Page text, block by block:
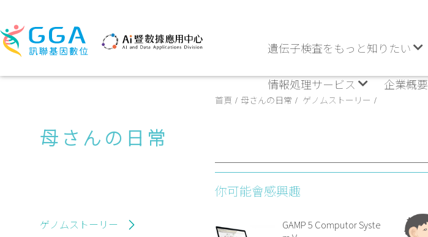
遺伝子検査をもっと知りたい
情報処理サービス 企業概要
母さんの日常
ゲノムストーリー
首頁 母さんの日常 ゲノムストーリー
你可能會感興趣
GAMP 5 Computor Syste